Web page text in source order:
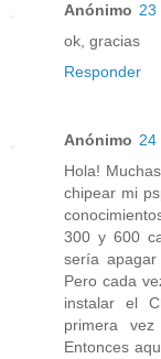
Anónimo 23
ok, gracias
Responder
Anónimo 24
Hola!
chipear mi
300 y 600
sería
Pero cada
instalar el
primera
Entonces